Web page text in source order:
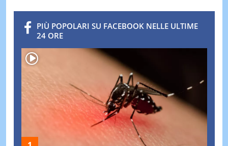
PIÙ POPOLARI SU FACEBOOK NELLE ULTIME
24 ORE